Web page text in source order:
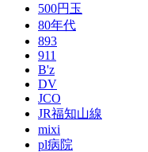
500円玉
80年代
893
911
B'z
DV
JCO
JR福知山線
mixi
pl病院